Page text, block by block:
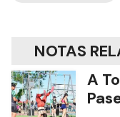
NOTAS
A